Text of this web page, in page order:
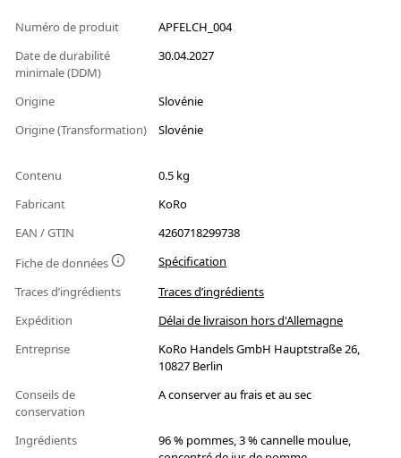
Numéro de produit
APFELCH_004
Date de durabilité
minimale (DDM)
30.04.2027
Origine
Slovénie
Origine (Transformation)
Slovénie
Contenu
0.5 kg
Fabricant
KoRo
EAN / GTIN
4260718299738
Fiche de données
Spécification
Traces d’ingrédients
Traces d’ingrédients
Expédition
Délai de livraison hors d'Allemagne
Entreprise
KoRo Handels GmbH Hauptstraße 26,
10827 Berlin
Conseils de
conservation
A conserver au frais et au sec
Ingrédients
96 % pommes, 3 % cannelle moulue,